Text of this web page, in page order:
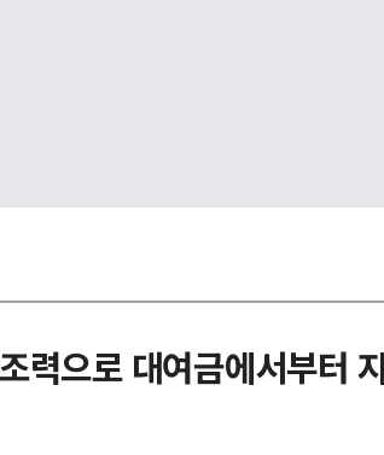
력으로 대여금에서부터